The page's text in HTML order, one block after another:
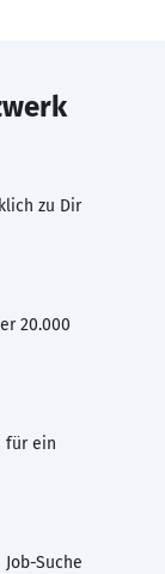
zu Dir
20.000
für ein
Suche